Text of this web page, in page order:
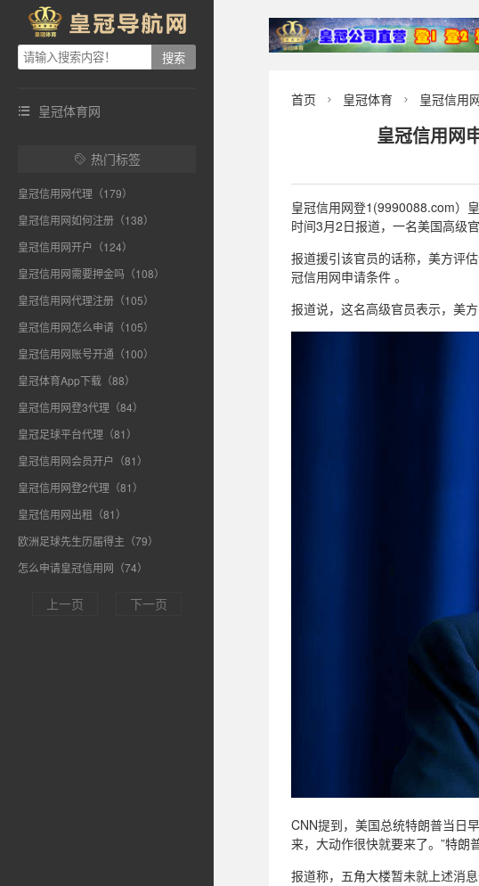
 皇冠体育网
 热门标签
皇冠信用网代理（179）
皇冠信用网如何注册（138）
皇冠信用网开户（124）
皇冠信用网需要押金吗（108）
皇冠信用网代理注册（105）
皇冠信用网怎么申请（105）
皇冠信用网账号开通（100）
皇冠体育App下载（88）
皇冠信用网登3代理（84）
皇冠足球平台代理（81）
皇冠信用网会员开户（81）
皇冠信用网登2代理（81）
皇冠信用网出租（81）
欧洲足球先生历届得主（79）
怎么申请皇冠信用网（74）
上一页 下一页
首页  皇冠体育  皇冠信用
皇冠信用网
皇冠信用网登1(9990088.com）
时间3月2日报道，一名美国高级
报道援引该官员的话称，美方评
冠信用网申请条件 。
报道说，这名高级官员表示，美
CNN提到，美国总统特朗普当日
来，大动作很快就要来了。”特朗
报道称，五角大楼暂未就上述消